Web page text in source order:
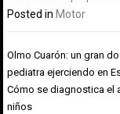
Posted inMotor
Navegación
de
entradas
Olmo Cuarón: un gran
pediatra ejerciendo en
Cómo se diagnostica el
niños